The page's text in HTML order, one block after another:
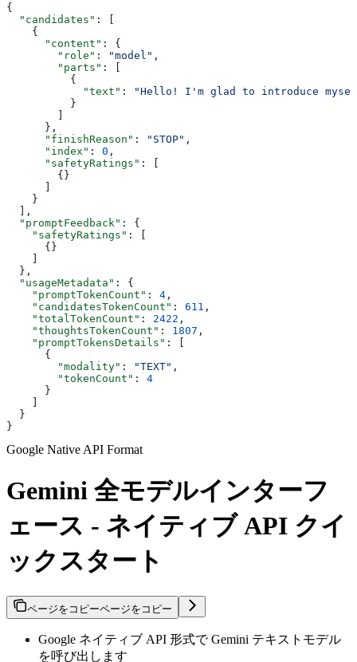
{
  "candidates"
: [
    {
      "content"
: {
        "role"
: "model" ,
        "parts"
: [
          {
            "text"
:
"Hello! I'm glad to introduce
          }
        ]
      },
      "finishReason"
: "STOP" ,
      "index"
: 0 ,
      "safetyRatings"
: [
        {}
      ]
    }
  ],
  "promptFeedback"
: {
    "safetyRatings"
: [
      {}
    ]
  },
  "usageMetadata"
: {
    "promptTokenCount"
: 4 ,
    "candidatesTokenCount"
: 611 ,
    "totalTokenCount"
: 2422 ,
    "thoughtsTokenCount"
: 1807 ,
    "promptTokensDetails"
: [
      {
        "modality"
: "TEXT" ,
        "tokenCount"
: 4
      }
    ]
  }
}
Google Native API Format
Gemini 全モデルインターフ
ェース - ネイティブ API クイ
ックスタート
ページをコピーページをコピー
Google ネイティブ API 形式で Gemini テキストモデル
を呼び出します